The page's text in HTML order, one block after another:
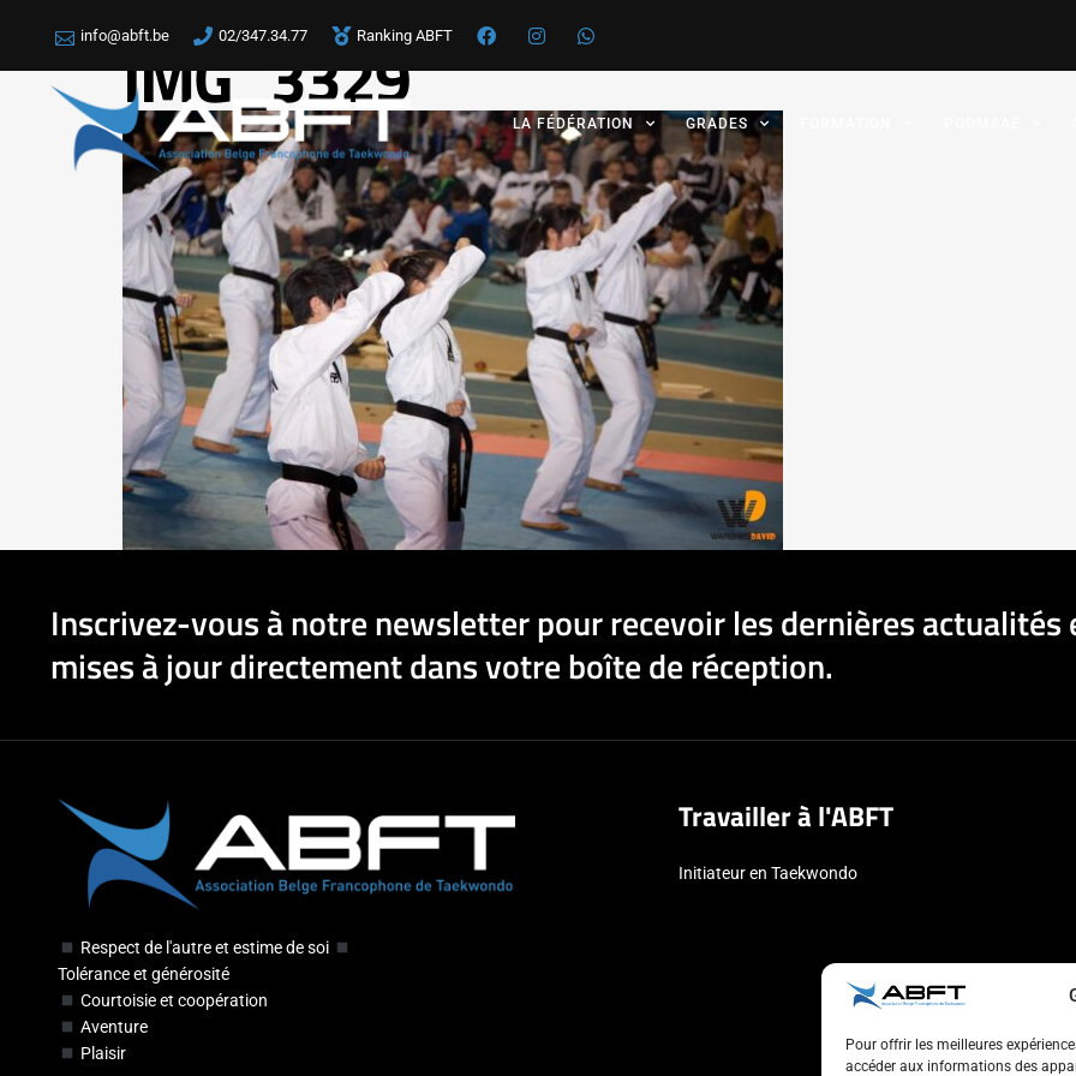
Pour offrir les meilleures
accéder aux informations des
info@abft.be 02/347.34.77 Ranking ABFT
LA FÉDÉRATION GRADES
IMG_3329
Inscrivez-vous à notre newsletter pour recevoir les dernières actualités
mises à jour directement dans votre boîte de réception.
Respect de l'autre et estime de soi
Tolérance et générosité
Courtoisie et coopération
Aventure
Plaisir
Travailler à l'ABFT
Initiateur en Taekwondo